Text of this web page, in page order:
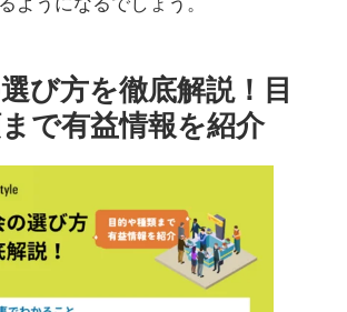
び方を徹底解説！目
で有益情報を紹介